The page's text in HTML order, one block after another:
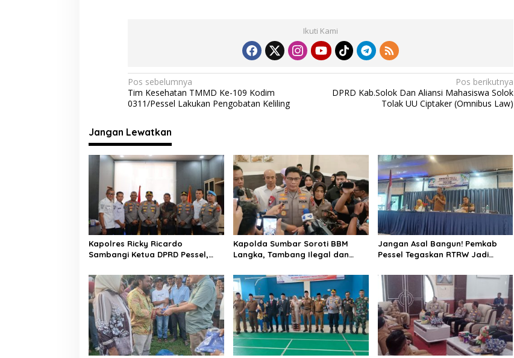
o
k
p
p
m
l e Ikuti Kami
N
a
i
g
a
s
i
p
o
s
Pos sebelumnya
Tim Kesehatan TMMD Ke-109 Kodim
0311/Pessel Lakukan Pengobatan Keliling
Pos berikutnya
DPRD Kab.Solok Dan Aliansi Mahasiswa Solok
Tolak UU Ciptaker (Omnibus Law)
Jangan Lewatkan
Kapolres Ricky Ricardo
Sambangi Ketua DPRD Pessel,
Remaja Jadi Sorotan
Kapolda Sumbar Soroti BBM
Langka, Tambang Ilegal dan
Pelaku Kejahatan”
Jangan Asal Bangun! Pemkab
Pessel Tegaskan RTRW Jadi